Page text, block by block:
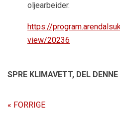
oljearbeider.
https://
view/20236
SPRE KLIMAVETT, DEL
« FORRIGE